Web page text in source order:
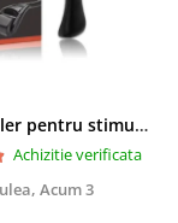
Derma-roller pentru stimularea cresterii parului, scalp si barba, Beard Roller
Achizitie verificata
Acum 3